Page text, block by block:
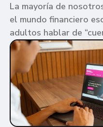
La mayoría de
el mundo financiero
adultos hablar de
“cuenta corriente”.
parecen similares y
pero te contamos en
una y sus diferencias.